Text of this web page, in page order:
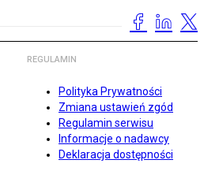
REGULAMIN
Polityka Prywatności
Zmiana ustawień zgód
Regulamin serwisu
Informacje o nadawcy
Deklaracja dostępności